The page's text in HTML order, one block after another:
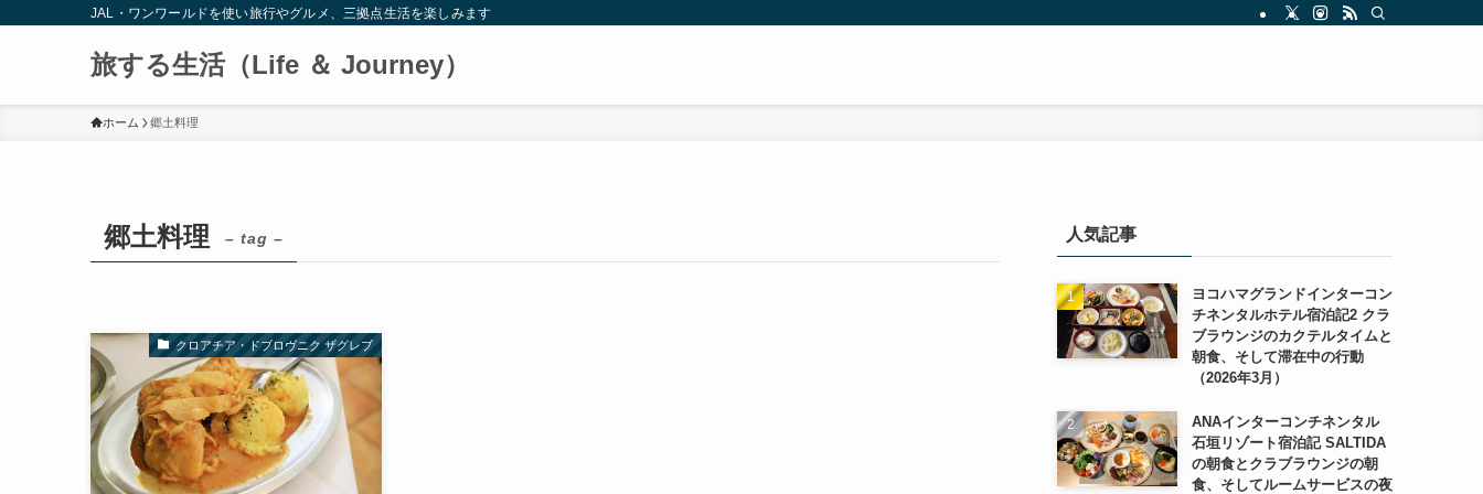
JAL・ワンワールドを使い旅行やグルメ、三拠点生活を楽しみます
旅する生活（Life ＆ Journey）
ホーム 郷土料理
郷土料理 – tag –
クロアチア・ドブロヴニク ザグレブ
人気記事
ヨコハマグランドインターコン
チネンタルホテル宿泊記2 クラ
ブラウンジのカクテルタイムと
朝食、そして滞在中の行動
（2026年3月）
ANAインターコンチネンタル
石垣リゾート宿泊記 SALTIDA
の朝食とクラブラウンジの朝
食、そしてルームサービスの夜